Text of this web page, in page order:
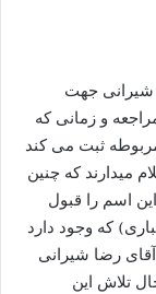
شیرانی جهت
و زمانی که
ثبت می کند
میدارند که چنین
اسم را قبول
که وجود دارد
آقای رضا شیرانی
تلاش این